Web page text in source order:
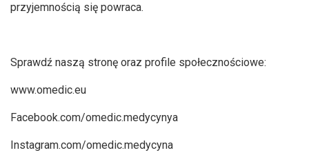
przyjemnością się powraca.
Sprawdź naszą stronę oraz profile społecznościowe:
www.omedic.eu
Facebook.com/omedic.medycynya
Instagram.com/omedic.medycyna